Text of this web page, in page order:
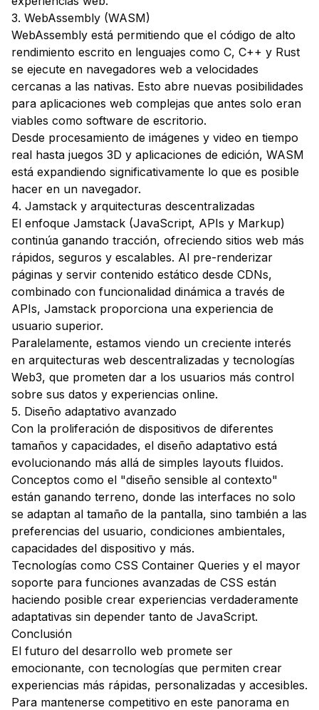
3. WebAssembly (WASM)
WebAssembly está permitiendo que el código de alto
rendimiento escrito en lenguajes como C, C++ y Rust
se ejecute en navegadores web a velocidades
cercanas a las nativas. Esto abre nuevas posibilidades
para aplicaciones web complejas que antes solo eran
viables como software de escritorio.
Desde procesamiento de imágenes y video en tiempo
real hasta juegos 3D y aplicaciones de edición, WASM
está expandiendo significativamente lo que es posible
hacer en un navegador.
4. Jamstack y arquitecturas descentralizadas
El enfoque Jamstack (JavaScript, APIs y Markup)
continúa ganando tracción, ofreciendo sitios web más
rápidos, seguros y escalables. Al pre-renderizar
páginas y servir contenido estático desde CDNs,
combinado con funcionalidad dinámica a través de
APIs, Jamstack proporciona una experiencia de
usuario superior.
Paralelamente, estamos viendo un creciente interés
en arquitecturas web descentralizadas y tecnologías
Web3, que prometen dar a los usuarios más control
sobre sus datos y experiencias online.
5. Diseño adaptativo avanzado
Con la proliferación de dispositivos de diferentes
tamaños y capacidades, el diseño adaptativo está
evolucionando más allá de simples layouts fluidos.
Conceptos como el "diseño sensible al contexto"
están ganando terreno, donde las interfaces no solo
se adaptan al tamaño de la pantalla, sino también a las
preferencias del usuario, condiciones ambientales,
capacidades del dispositivo y más.
Tecnologías como CSS Container Queries y el mayor
soporte para funciones avanzadas de CSS están
haciendo posible crear experiencias verdaderamente
adaptativas sin depender tanto de JavaScript.
Conclusión
El futuro del desarrollo web promete ser
emocionante, con tecnologías que permiten crear
experiencias más rápidas, personalizadas y accesibles.
Para mantenerse competitivo en este panorama en